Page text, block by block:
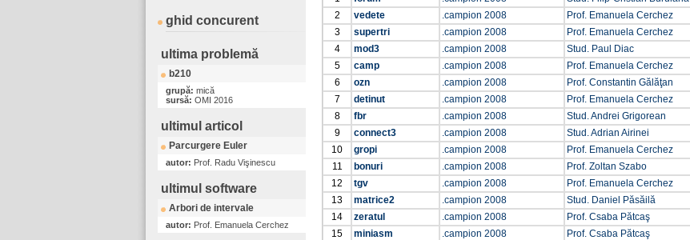
ghid concurent
ultima problemă
b210
grupă: mică
sursă: OMI 2016
ultimul articol
Parcurgere Euler
autor: Prof. Radu Vişinescu
ultimul software
Arbori de intervale
autor: Prof. Emanuela Cerchez
2
vedete .campion 2008 Prof. Emanuela Cerchez
3
supertri .campion 2008 Prof. Emanuela Cerchez
4
mod3 .campion 2008 Stud. Paul Diac
5
camp .campion 2008 Prof. Emanuela Cerchez
6
ozn .campion 2008 Prof. Constantin Gălăţan
7
detinut .campion 2008 Prof. Emanuela Cerchez
8
fbr .campion 2008 Stud. Andrei Grigorean
9
connect3 .campion 2008 Stud. Adrian Airinei
10
gropi .campion 2008 Prof. Emanuela Cerchez
11
bonuri .campion 2008 Prof. Zoltan Szabo
12
tgv .campion 2008 Prof. Emanuela Cerchez
13
matrice2 .campion 2008 Stud. Daniel Păsăilă
14
zeratul .campion 2008 Prof. Csaba Pătcaş
15
miniasm .campion 2008 Prof. Csaba Pătcaş